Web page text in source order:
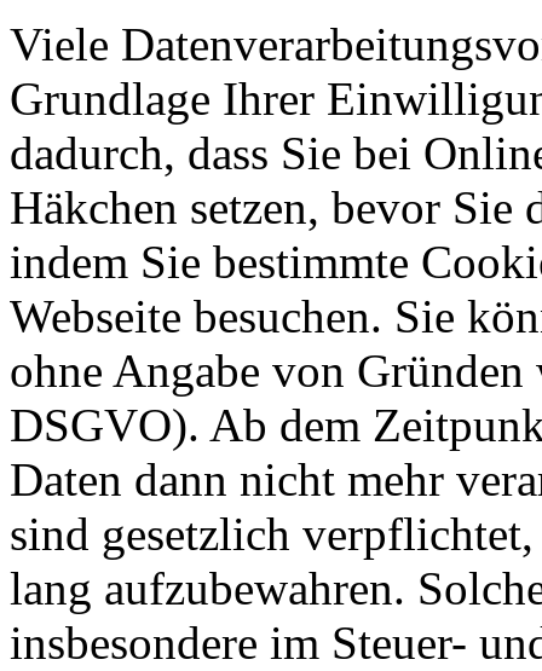
Viele
Grundlage Ihrer
dadurch, dass Sie bei
Häkchen setzen, bevor Sie
indem Sie bestimmte
Webseite besuchen. Sie
ohne Angabe von
DSGVO). Ab dem
Daten dann nicht mehr
sind gesetzlich
lang aufzubewahren.
insbesondere im Steuer-